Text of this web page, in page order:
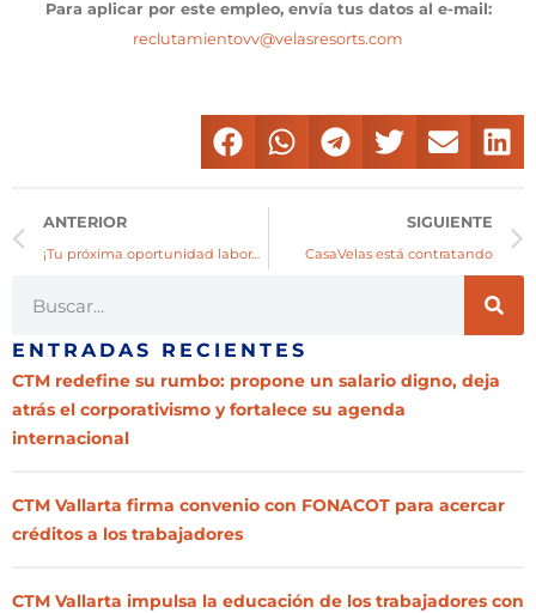
Para aplicar por este empleo, envía tus datos al e-mail:
reclutamientovv@velasresorts.com
ANTERIOR
¡Tu próxima oportunidad laboral te espera en CasaVelas!
SIGUIENTE
CasaVelas está contratando
ENTRADAS RECIENTES
CTM redefine su rumbo: propone un salario digno, deja
atrás el corporativismo y fortalece su agenda
internacional
CTM Vallarta firma convenio con FONACOT para acercar
créditos a los trabajadores
CTM Vallarta impulsa la educación de los trabajadores con